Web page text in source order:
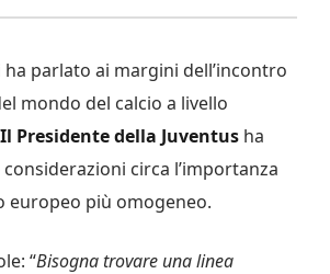
ha parlato ai margini dell’incontro
mondo del calcio a livello
Il Presidente della Juventus ha
circa l’importanza
europeo più omogeneo.
“Bisogna trovare una linea